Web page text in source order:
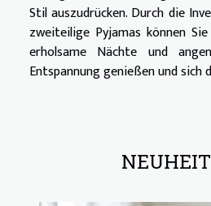
Stil auszudrücken. Durch die
zweiteilige Pyjamas können
erholsame Nächte und
Entspannung genießen und sich